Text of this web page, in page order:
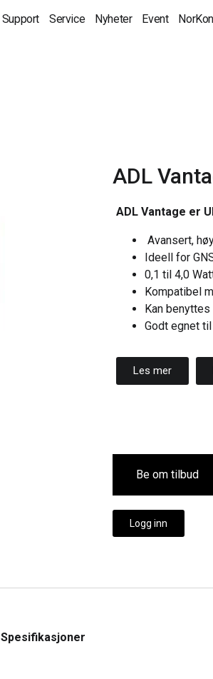
Support Service Nyheter Event
ADL
ADL Vantage er
Avansert,
Ideell for
0,1 til 4,0
Kompatibel
Kan
Godt egnet
Les mer
Be om tilbud
Logg inn
Spesifikasjoner